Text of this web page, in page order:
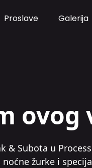
Proslave Galerija
ovog
& Subota u
noćne žurke i